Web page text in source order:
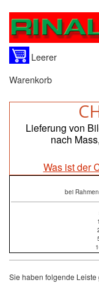
Leerer
Warenkorb
Lieferung von
nach
Was ist der
bei
Sie haben folgende Leiste